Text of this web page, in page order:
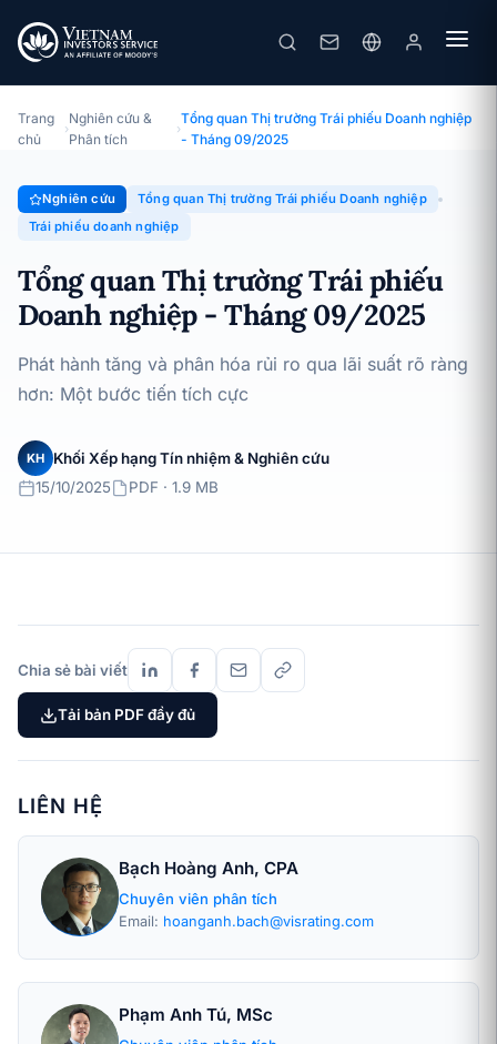
Chuyên đề · Tổng quan Thị trường Trái phiếu Doanh nghiệp ·
15/10/2025
Trang
chủ
›
Nghiên cứu &
Phân tích
›
Tổng quan Thị trường Trái phiếu Doanh nghiệp
- Tháng 09/2025
Nghiên cứu
Tổng quan Thị trường Trái phiếu Doanh nghiệp
Trái phiếu doanh nghiệp
Tổng quan Thị trường Trái phiếu
Doanh nghiệp - Tháng 09/2025
Phát hành tăng và phân hóa rủi ro qua lãi suất rõ ràng
hơn: Một bước tiến tích cực
KH
Khối Xếp hạng Tín nhiệm & Nghiên cứu
15/10/2025
PDF · 1.9 MB
Chia sẻ bài viết
Tải bản PDF đầy đủ
LIÊN HỆ
Bạch Hoàng Anh, CPA
Chuyên viên phân tích
Email: hoanganh.bach@visrating.com
Phạm Anh Tú, MSc